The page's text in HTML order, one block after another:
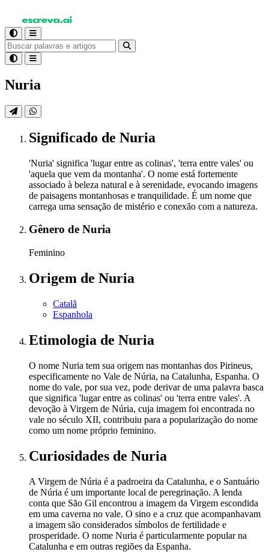
Nuria
Significado de Nuria
'Nuria' significa 'lugar entre as colinas', 'terra entre vales' ou
'aquela que vem da montanha'. O nome está fortemente
associado à beleza natural e à serenidade, evocando imagens
de paisagens montanhosas e tranquilidade. É um nome que
carrega uma sensação de mistério e conexão com a natureza.
Gênero de Nuria
Feminino
Origem de Nuria
Catalã
Espanhola
Etimologia de Nuria
O nome Nuria tem sua origem nas montanhas dos Pirineus,
especificamente no Vale de Núria, na Catalunha, Espanha. O
nome do vale, por sua vez, pode derivar de uma palavra basca
que significa 'lugar entre as colinas' ou 'terra entre vales'. A
devoção à Virgem de Núria, cuja imagem foi encontrada no
vale no século XII, contribuiu para a popularização do nome
como um nome próprio feminino.
Curiosidades de Nuria
A Virgem de Núria é a padroeira da Catalunha, e o Santuário
de Núria é um importante local de peregrinação. A lenda
conta que São Gil encontrou a imagem da Virgem escondida
em uma caverna no vale. O sino e a cruz que acompanhavam
a imagem são considerados símbolos de fertilidade e
prosperidade. O nome Nuria é particularmente popular na
Catalunha e em outras regiões da Espanha.